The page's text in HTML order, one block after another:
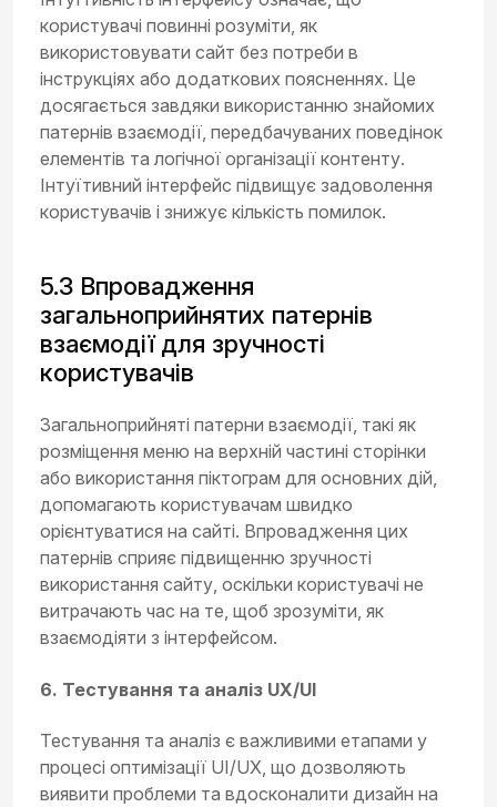
користувачі повинні розуміти, як
використовувати сайт без потреби в
інструкціях або додаткових поясненнях. Це
досягається завдяки використанню знайомих
патернів взаємодії, передбачуваних поведінок
елементів та логічної організації контенту.
Інтуїтивний інтерфейс підвищує задоволення
користувачів і знижує кількість помилок.
5.3 Впровадження
загальноприйнятих патернів
взаємодії для зручності
користувачів
Загальноприйняті патерни взаємодії, такі як
розміщення меню на верхній частині сторінки
або використання піктограм для основних дій,
допомагають користувачам швидко
орієнтуватися на сайті. Впровадження цих
патернів сприяє підвищенню зручності
використання сайту, оскільки користувачі не
витрачають час на те, щоб зрозуміти, як
взаємодіяти з інтерфейсом.
6. Тестування та аналіз UX/UI
Тестування та аналіз є важливими етапами у
процесі оптимізації UI/UX, що дозволяють
виявити проблеми та вдосконалити дизайн на